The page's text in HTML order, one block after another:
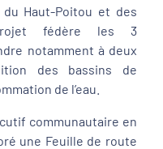
du Haut-Poitou et des
fédère les 3
notamment à deux
des bassins de
de l’eau.
communautaire en
une Feuille de route